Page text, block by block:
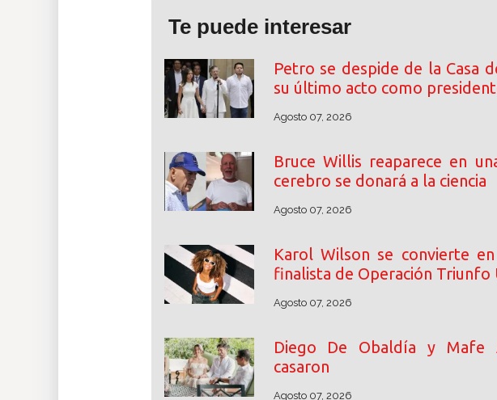
Te puede interesar
Petro se despide de la Casa
su último acto como
Agosto 07, 2026
Bruce Willis reaparece en
cerebro se donará a la ciencia
Agosto 07, 2026
Karol Wilson se convierte
finalista de Operación Triunfo
Agosto 07, 2026
Diego De Obaldía y Mafe
casaron
Agosto 07, 2026